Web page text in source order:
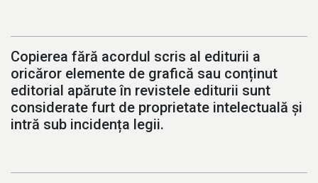
Copierea fără acordul scris al editurii a
oricăror elemente de grafică sau conținut
editorial apărute în revistele editurii sunt
considerate furt de proprietate intelectuală și
intră sub incidența legii.